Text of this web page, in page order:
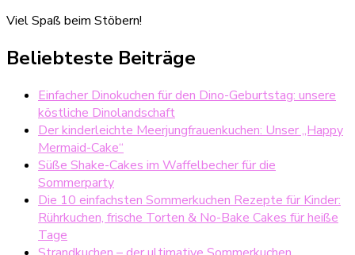
Viel Spaß beim Stöbern!
Beliebteste Beiträge
Einfacher Dinokuchen für den Dino-Geburtstag: unsere
köstliche Dinolandschaft
Der kinderleichte Meerjungfrauenkuchen: Unser „Happy
Mermaid-Cake“
Süße Shake-Cakes im Waffelbecher für die
Sommerparty
Die 10 einfachsten Sommerkuchen Rezepte für Kinder:
Rührkuchen, frische Torten & No-Bake Cakes für heiße
Tage